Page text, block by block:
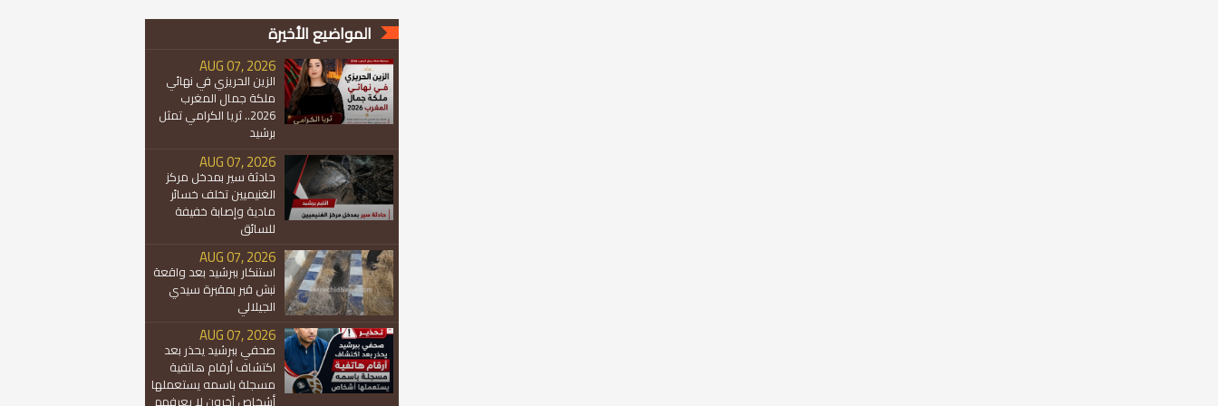
المواضيع الأخيرة
AUG 07, 2026
الزين الحريزي في نهائي
ملكة جمال المغرب
2026.. ثريا الكرامي تمثل
برشيد
AUG 07, 2026
حادثة سير بمدخل مركز
الغنيميين تخلف خسائر
مادية وإصابة خفيفة
للسائق
AUG 07, 2026
استنكار ببرشيد بعد واقعة
نبش قبر بمقبرة سيدي
الجيلالي
AUG 07, 2026
صحفي ببرشيد يحذر بعد
اكتشاف أرقام هاتفية
مسجلة باسمه يستعملها
أشخاص آخرون لا يعرفهم